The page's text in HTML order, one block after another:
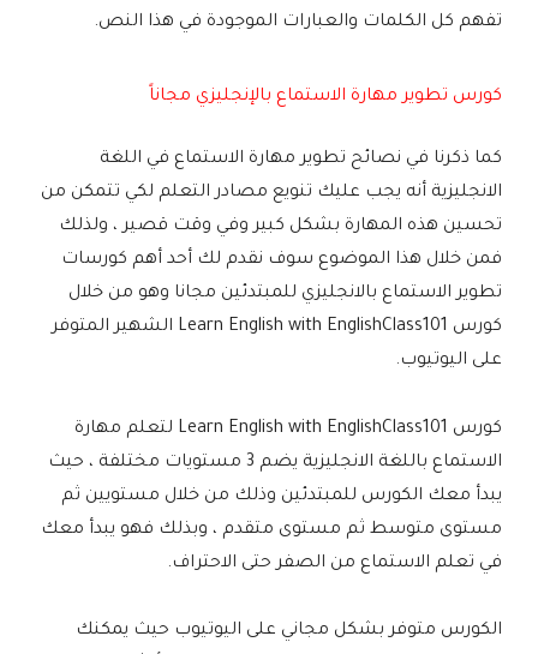
تفهم كل الكلمات والعبارات الموجودة في هذا النص.
كورس تطوير مهارة الاستماع بالإنجليزي مجاناً
كما ذكرنا في نصائح تطوير مهارة الاستماع في اللغة
الانجليزية أنه يجب عليك تنويع مصادر التعلم لكي تتمكن من
تحسين هذه المهارة بشكل كبير وفي وقت قصير ، ولذلك
فمن خلال هذا الموضوع سوف نقدم لك أحد أهم كورسات
تطوير الاستماع بالانجليزي للمبتدئين مجانا وهو من خلال
كورس Learn English with EnglishClass101 الشهير المتوفر
على اليوتيوب.
كورس Learn English with EnglishClass101 لتعلم مهارة
الاستماع باللغة الانجليزية يضم 3 مستويات مختلفة ، حيث
يبدأ معك الكورس للمبتدئين وذلك من خلال مستويين ثم
مستوى متوسط ثم مستوى متقدم ، وبذلك فهو يبدأ معك
في تعلم الاستماع من الصفر حتى الاحتراف.
الكورس متوفر بشكل مجاني على اليوتيوب حيث يمكنك